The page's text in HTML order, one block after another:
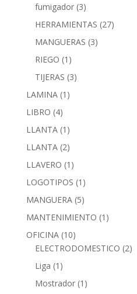
fumigador (3)
HERRAMIENTAS (27)
MANGUERAS (3)
RIEGO (1)
TIJERAS (3)
LAMINA (1)
LIBRO (4)
LLANTA (1)
LLANTA (2)
LLAVERO (1)
LOGOTIPOS (1)
MANGUERA (5)
MANTENIMIENTO (1)
OFICINA (10)
ELECTRODOMESTICO (2)
Liga (1)
Mostrador (1)